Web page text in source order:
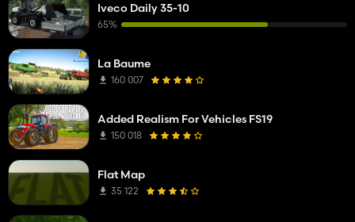
Iveco Daily 35-10
65%
La Baume
160 007
Added Realism For Vehicles FS19
150 018
Flat Map
35 122